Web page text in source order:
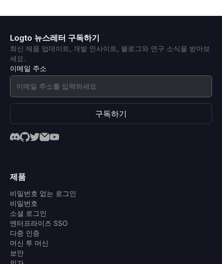
Logto 뉴스레터 구독하기
최신 제품 업데이트, 개발 인사이트, 블로그와 연구 소식을 받아보
세요.
이메일 주소
구독하기
제품
비밀번호 없는 로그인
비밀번호
소셜 로그인
엔터프라이즈 SSO
다중 인증
머신 투 머신
보안